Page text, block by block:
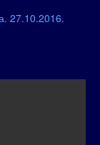
27.10.2016.